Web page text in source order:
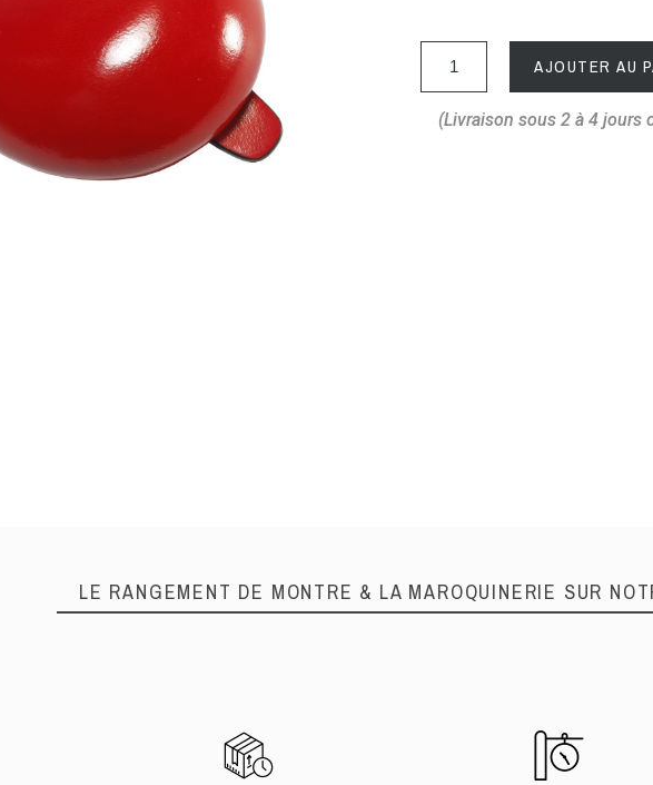
AJOUTER AU
(Livraison sous 2 à 4 jours
LE RANGEMENT DE MONTRE & LA MAROQUINERIE SUR